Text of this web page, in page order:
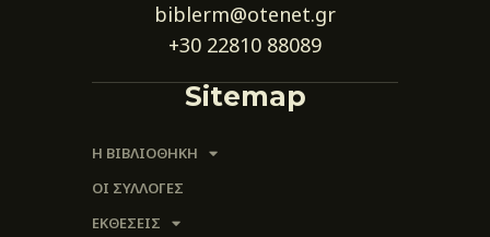
biblerm@otenet.gr
+30 22810 88089
Sitemap
Η ΒΙΒΛΙΟΘΗΚΗ
ΟΙ ΣΥΛΛΟΓΈΣ
ΕΚΘΕΣΕΙΣ